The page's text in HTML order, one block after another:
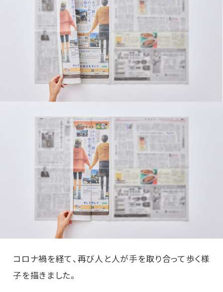
コロナ禍を経て、再び人と人が手を取り合って歩く様
子を描きました。